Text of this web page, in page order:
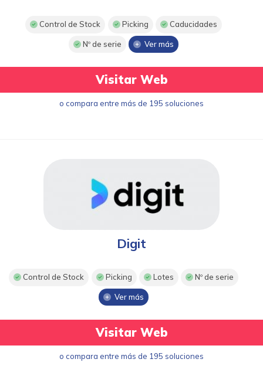
Control de Stock Picking Caducidades
Nº de serie Ver más
Visitar Web
o compara entre más de 195 soluciones
Digit
Control de Stock Picking Lotes Nº de serie
Ver más
Visitar Web
o compara entre más de 195 soluciones